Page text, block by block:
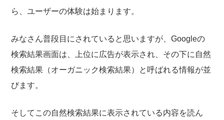
ら、ユーザーの体験は始まります。
みなさん普段目にされていると思いますが、Googleの
検索結果画面は、上位に広告が表示され、その下に自然
検索結果（オーガニック検索結果）と呼ばれる情報が並
びます。
そしてこの自然検索結果に表示されている内容を読ん